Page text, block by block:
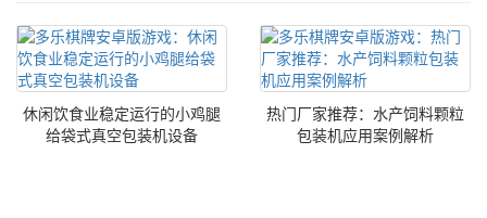
休闲饮食业稳定运行的小鸡腿
给袋式真空包装机设备
热门厂家推荐：水产饲料颗粒
包装机应用案例解析